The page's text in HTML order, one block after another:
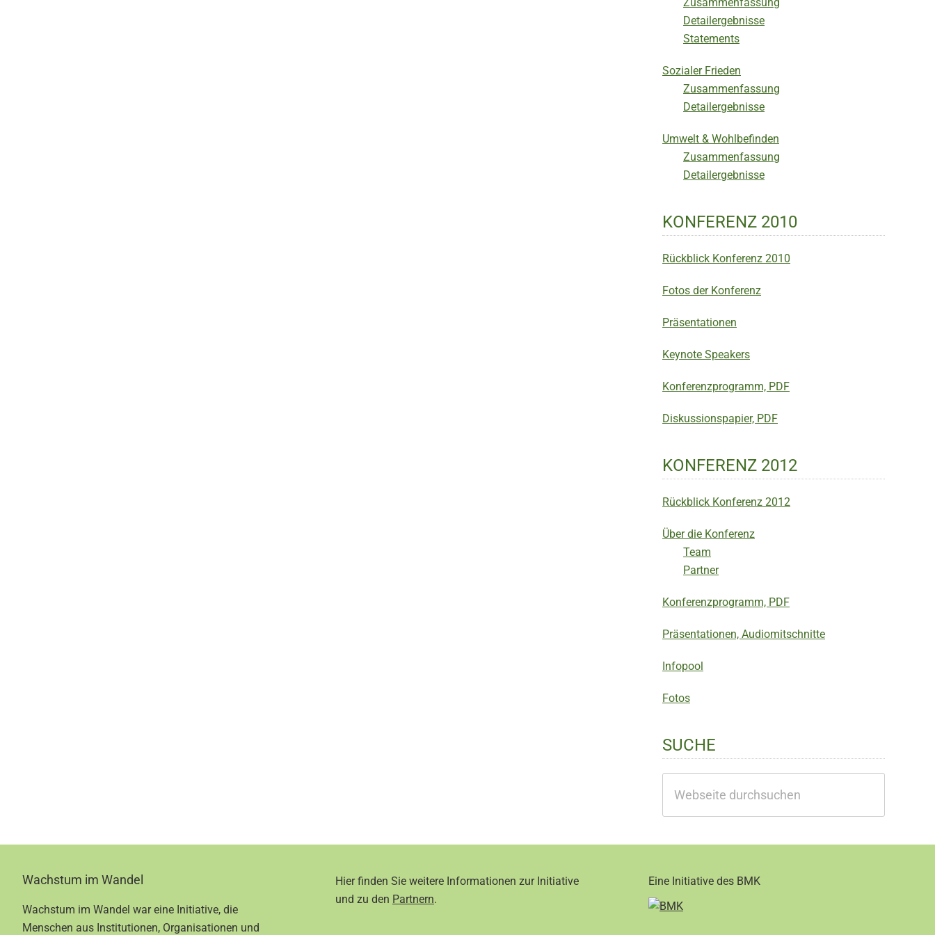
Detailergebnisse
Statements
Sozialer Frieden
Zusammenfassung
Detailergebnisse
Umwelt & Wohlbefinden
Zusammenfassung
Detailergebnisse
KONFERENZ 2010
Rückblick Konferenz 2010
Fotos der Konferenz
Präsentationen
Keynote Speakers
Konferenzprogramm, PDF
Diskussionspapier, PDF
KONFERENZ 2012
Rückblick Konferenz 2012
Über die Konferenz
Team
Partner
Konferenzprogramm, PDF
Präsentationen, Audiomitschnitte
Infopool
Fotos
SUCHE
durchsuchen
FooterWachstum im Wandel
Wachstum im Wandel war eine Initiative, die
Menschen aus Institutionen, Organisationen und
Hier finden Sie weitere Informationen zur Initiative
und zu den Partnern.
Eine Initiative des BMK